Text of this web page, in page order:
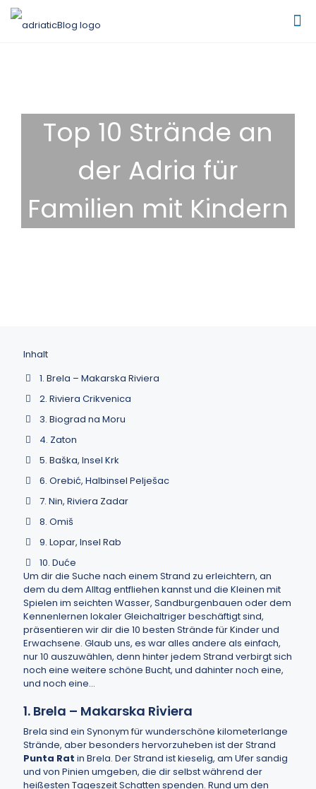
Top 10 Strände an
der Adria für
Familien mit Kindern
Inhalt
1. Brela – Makarska Riviera
2. Riviera Crikvenica
3. Biograd na Moru
4. Zaton
5. Baška, Insel Krk
6. Orebić, Halbinsel Pelješac
7. Nin, Riviera Zadar
8. Omiš
9. Lopar, Insel Rab
10. Duće
Um dir die Suche nach einem Strand zu erleichtern, an
dem du dem Alltag entfliehen kannst und die Kleinen mit
Spielen im seichten Wasser, Sandburgenbauen oder dem
Kennenlernen lokaler Gleichaltriger beschäftigt sind,
präsentieren wir dir die 10 besten Strände für Kinder und
Erwachsene. Glaub uns, es war alles andere als einfach,
nur 10 auszuwählen, denn hinter jedem Strand verbirgt sich
noch eine weitere schöne Bucht, und dahinter noch eine,
und noch eine...
1. Brela – Makarska Riviera
Brela sind ein Synonym für wunderschöne kilometerlange
Strände, aber besonders hervorzuheben ist der Strand
Punta Rat in Brela. Der Strand ist kieselig, am Ufer sandig
und von Pinien umgeben, die dir selbst während der
heißesten Tageszeit Schatten spenden. Rund um den